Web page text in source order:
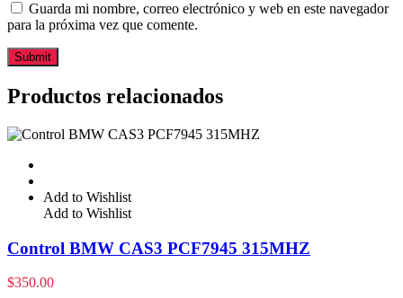
Guarda mi nombre, correo electrónico y web en este navegador
para la próxima vez que comente.
Productos relacionados
Add to Wishlist
Add to Wishlist
Control BMW CAS3 PCF7945 315MHZ
$350.00